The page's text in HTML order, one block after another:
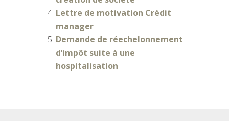
Lettre de motivation Crédit
manager
Demande de réechelonnement
d’impôt suite à une
hospitalisation